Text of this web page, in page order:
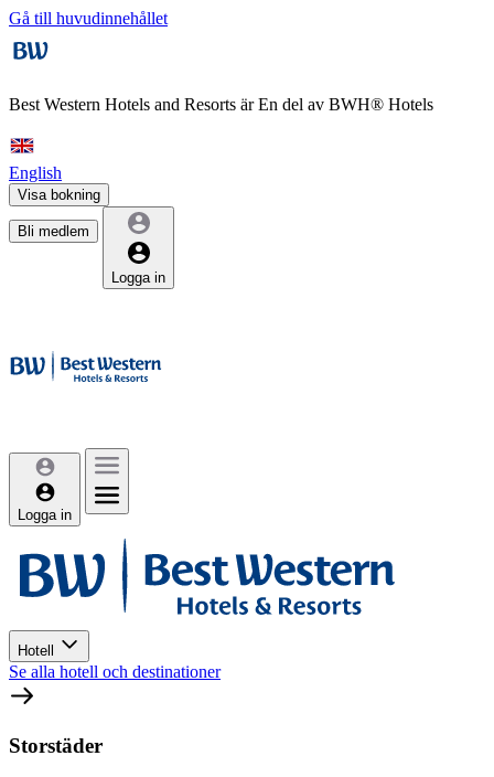
Gå till huvudinnehållet
Best Western Hotels and Resorts ärEn del av BWH® Hotels
English
Visa bokning
Bli medlem
Logga in
Logga in
Hotell
Se alla hotell och destinationer
Storstäder